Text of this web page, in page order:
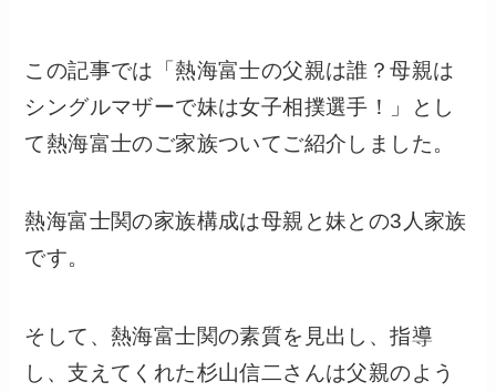
この記事では「熱海富士の父親は誰？母親は
シングルマザーで妹は女子相撲選手！」とし
て熱海富士のご家族ついてご紹介しました。
熱海富士関の家族構成は母親と妹との3人家族
です。
そして、熱海富士関の素質を見出し、指導
し、支えてくれた杉山信二さんは父親のよう